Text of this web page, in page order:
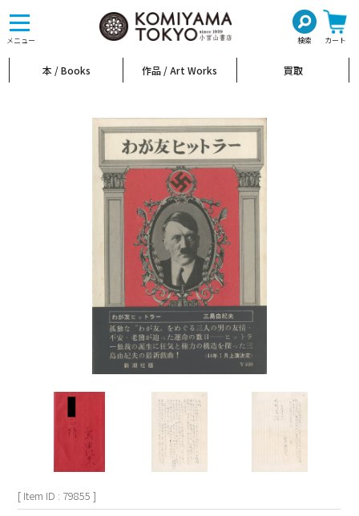
メニュー 検索 カート
toggle
navigation
本 / Books 作品 / Art Works 買取
[ Item ID : 79855 ]